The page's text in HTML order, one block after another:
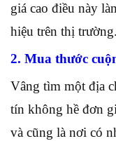
giá cao điều này
hiệu trên thị trường.
2. Mua thước
Vâng tìm một địa
tín không hề đơn
và cũng là nơi có